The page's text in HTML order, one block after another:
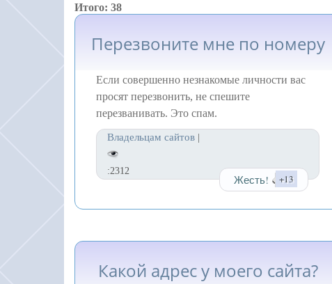
Итого: 38
Перезвоните мне по номеру
Если совершенно незнакомые личности вас
просят перезвонить, не спешите
перезванивать. Это спам.
Владельцам сайтов |
:2312
Жесть! +13
Какой адрес у моего сайта?